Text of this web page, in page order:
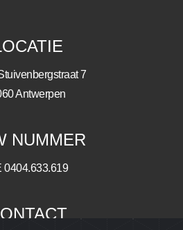
7
Antwerpen
NUMMER
0404.633.619